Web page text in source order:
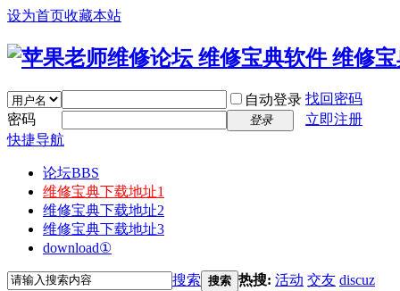
设为首页收藏本站
自动登录 找回密码
密码
登录
立即注册
快捷导航
论坛BBS
维修宝典下载地址1
维修宝典下载地址2
维修宝典下载地址3
download①
搜索 搜索 热搜: 活动 交友 discuz